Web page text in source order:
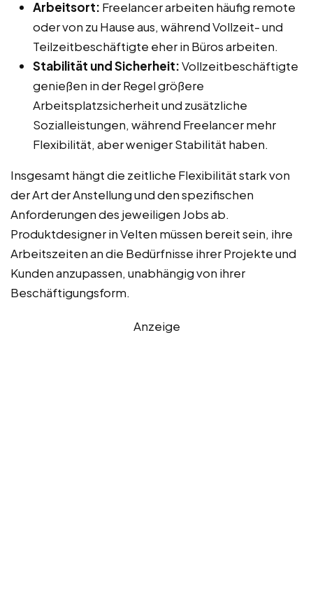
Arbeitsort: Freelancer arbeiten häufig remote
oder von zu Hause aus, während Vollzeit- und
Teilzeitbeschäftigte eher in Büros arbeiten.
Stabilität und Sicherheit:Vollzeitbeschäftigte
genießen in der Regel größere
Arbeitsplatzsicherheit und zusätzliche
Sozialleistungen, während Freelancer mehr
Flexibilität, aber weniger Stabilität haben.
Insgesamt hängt die zeitliche Flexibilität stark von
der Art der Anstellung und den spezifischen
Anforderungen des jeweiligen Jobs ab.
Produktdesigner in Velten müssen bereit sein, ihre
Arbeitszeiten an die Bedürfnisse ihrer Projekte und
Kunden anzupassen, unabhängig von ihrer
Beschäftigungsform.
Anzeige